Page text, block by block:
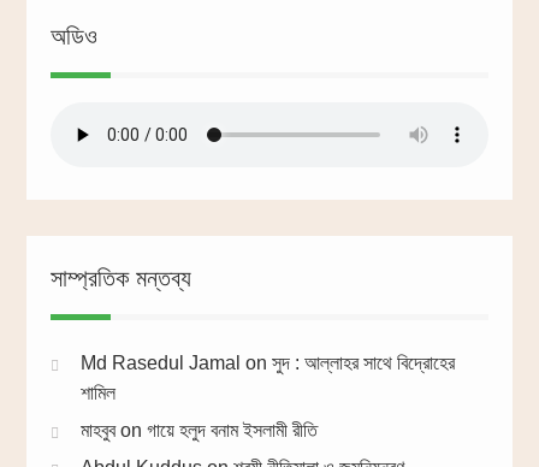
অডিও
সাম্প্রতিক মন্তব্য
Md Rasedul Jamal on সুদ : আল্লাহর সাথে বিদ্রোহের
শামিল
মাহবুবon গায়ে হলুদ বনাম ইসলামী রীতি